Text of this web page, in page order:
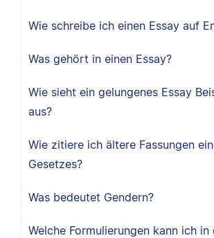
Wie schreibe ich einen Essay auf
Was gehört in einen Essay?
Wie sieht ein gelungenes Essay
aus?
Wie zitiere ich ältere Fassungen
Gesetzes?
Was bedeutet Gendern?
Welche Formulierungen kann ich in